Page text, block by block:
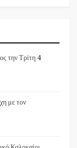
την Τρίτη 4
με τον